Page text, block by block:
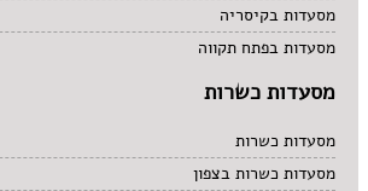
מסעדות בקיסריה
מסעדות בפתח תקווה
מסעדות כשרות
מסעדות כשרות
מסעדות כשרות בצפון